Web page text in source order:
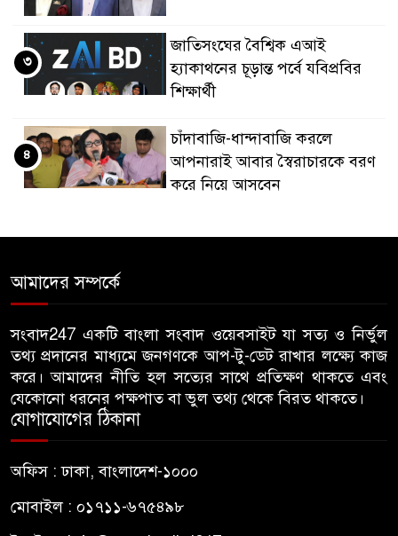
জাতিসংঘের বৈশ্বিক এআই
হ্যাকাথনের চূড়ান্ত পর্বে যবিপ্রবির
শিক্ষার্থী
৩
চাঁদাবাজি-ধান্দাবাজি করলে
আপনারাই আবার স্বৈরাচারকে বরণ
করে নিয়ে আসবেন
৪
জামায়াতের কর্মসূচিতে বিএনপির
হামলা, ভিডিও করায় সাংবাদিককে
মারধর
সাবেক শিবির সভাপতির কড়া বার্তা
৭
জাবির আল-বেরুনী হলে আটক
আমাদের সম্পর্কে
সংবাদ247 একটি বাংলা সংবাদ ওয়েবসাইট যা সত্য ও নির্ভুল
তথ্য প্রদানের মাধ্যমে জনগণকে আপ-টু-ডেট রাখার লক্ষ্যে কাজ
করে। আমাদের নীতি হল সত্যের সাথে প্রতিক্ষণ থাকতে এবং
যেকোনো ধরনের পক্ষপাত বা ভুল তথ্য থেকে বিরত থাকতে।
যোগাযোগের ঠিকানা
অফিস : ঢাকা, বাংলাদেশ-১০০০
মোবাইল : ০১৭১১-৬৭৫৪৯৮